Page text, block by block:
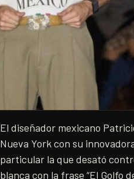
El diseñador mexicano
Nueva York con su
particular la que desató
blanca con la frase “El Golfo